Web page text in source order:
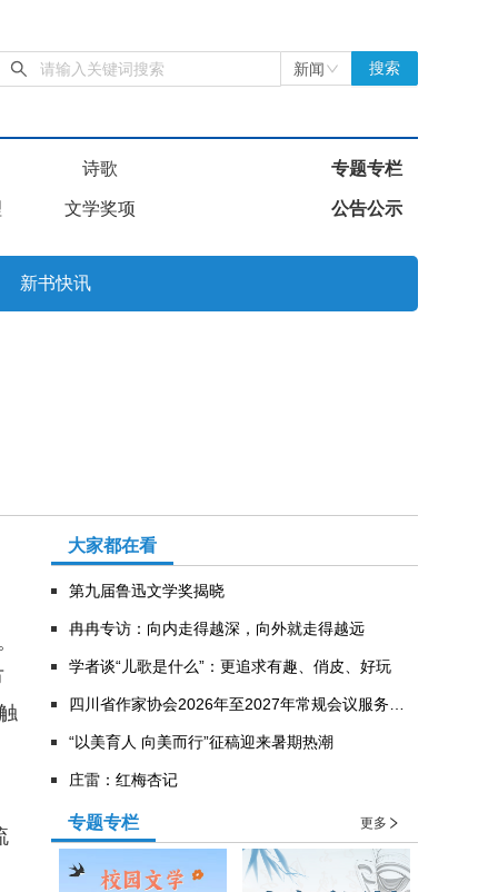
新闻 搜索
诗歌 专题专栏
文学奖项 公告公示
新书快讯
大家都在看
第九届鲁迅文学奖揭晓
冉冉专访：向内走得越深，向外就走得越远
学者谈“儿歌是什么”：更追求有趣、俏皮、好玩
“以美育人 向美而行”征稿迎来暑期热潮
庄雷：红梅杏记
专题专栏 更多